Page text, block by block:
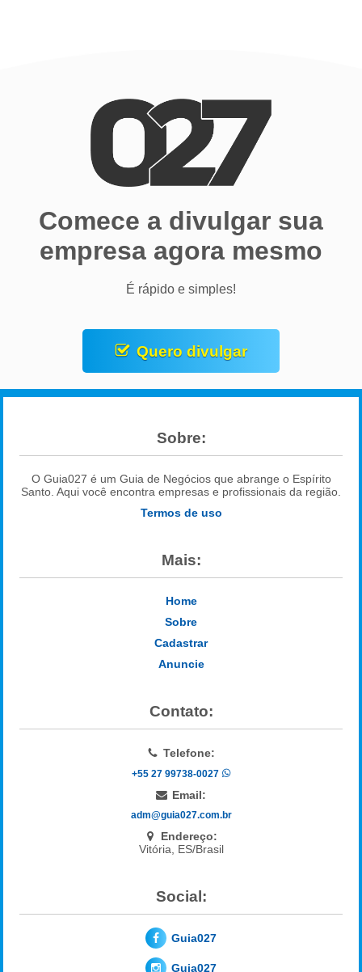
Comece a divulgar sua
empresa agora mesmo
É rápido e simples!
Quero divulgar
Sobre:
O Guia027 é um Guia de Negócios que abrange o Espírito
Santo. Aqui você encontra empresas e profissionais da região.
Termos de uso
Mais:
Home
Sobre
Cadastrar
Anuncie
Contato:
Telefone:
+55 27 99738-0027
Email:
adm@guia027.com.br
Endereço:
Vitória, ES/Brasil
Social:
Guia027
Guia027